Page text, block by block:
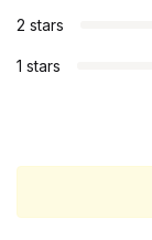
2 stars
1 stars